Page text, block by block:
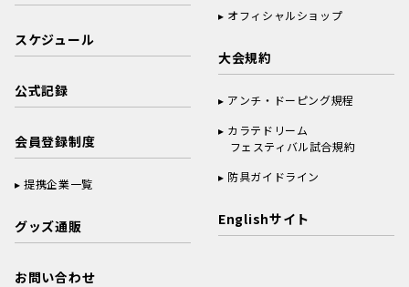
スケジュール
公式記録
会員登録制度
提携企業一覧
グッズ通販
お問い合わせ
オフィシャルショップ
大会規約
アンチ・ドーピング規程
カラテドリーム
フェスティバル試合規約
防具ガイドライン
Englishサイト